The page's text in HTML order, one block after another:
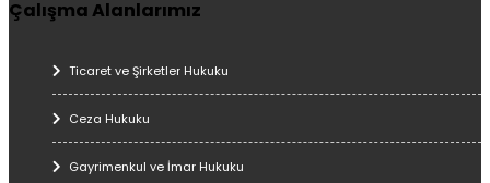
Çalışma Alanlarımız
Ticaret ve Şirketler Hukuku
Ceza Hukuku
Gayrimenkul ve İmar Hukuku